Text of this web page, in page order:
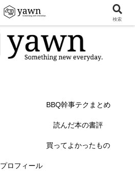
BBQ幹事テクまとめ
読んだ本の書評
買ってよかったもの
プロフィール
検索